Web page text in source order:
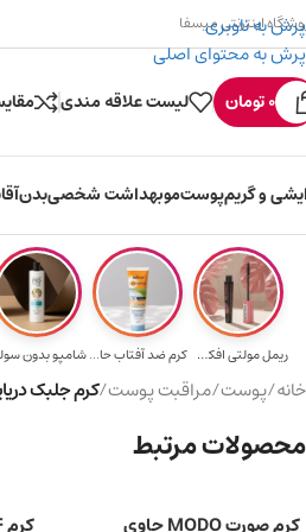
پرش به ناوبری
پرش به محتوای اصلی ۳۰۰ میسکوین (۳۰ هزار تومن) هدیه خرید اول
اینترنتی میسفا
0تومان لیست علاقه مندی
و گریمپوستموبهداشت شخصیبدن
ریمل مولتی افکت... کرم ضد آفتاب حا...
خانه/پوست/مراقبت پوست/کرم جلبک دریایی +45 سال برای
محصولات مرتبط
کرم صورت MODO حاوی